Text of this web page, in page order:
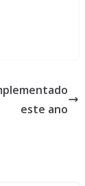
este ano